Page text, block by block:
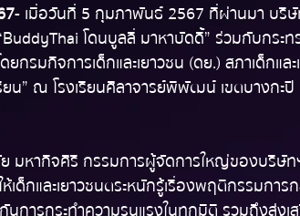
- เมื่อวันที่ 5 กุมภาพันธ์ 2567 ที่ผ่านมา บริษั
โดนบูลลี่ มาหาบัดดี้” ร่วมกับกระท
มกิจการเด็กและเยาวชน (ดย.) สภาเด็กและ
รียน” ณ โรงเรียนศิลาจารย์พิพัฒน์ เขตบางกะปิ
มหากิจศิริ กรรมการผู้จัดการใหญ่ของบริษัท
กและเยาวชนตระหนักรู้เรื่องพฤติกรรมการ